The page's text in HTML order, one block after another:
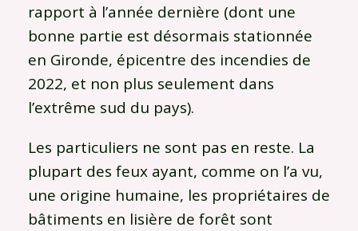
rapport à l’année dernière (dont une
bonne partie est désormais stationnée
en Gironde, épicentre des incendies de
2022, et non plus seulement dans
l’extrême sud du pays).
Les particuliers ne sont pas en reste. La
plupart des feux ayant, comme on l’a vu,
une origine humaine, les propriétaires de
bâtiments en lisière de forêt sont